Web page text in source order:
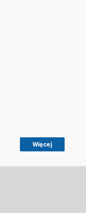
Stalmach, Lucjan
Więcej